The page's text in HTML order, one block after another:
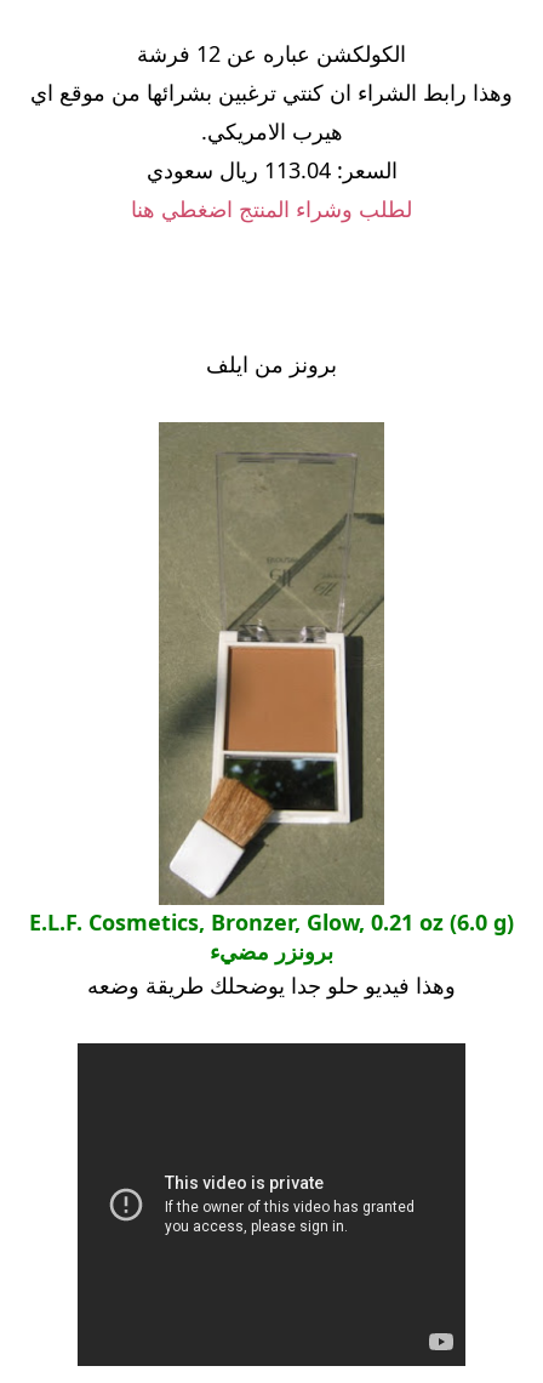
الكولكشن عباره عن 12 فرشة
وهذا رابط الشراء ان كنتي ترغبين بشرائها من موقع اي
هيرب الامريكي.
السعر: 113.04 ريال سعودي
لطلب وشراء المنتج اضغطي هنا
برونز من ايلف
E.L.F. Cosmetics, Bronzer, Glow, 0.21 oz (6.0 g)
برونزر مضيء
وهذا فيديو حلو جدا يوضحلك طريقة وضعه